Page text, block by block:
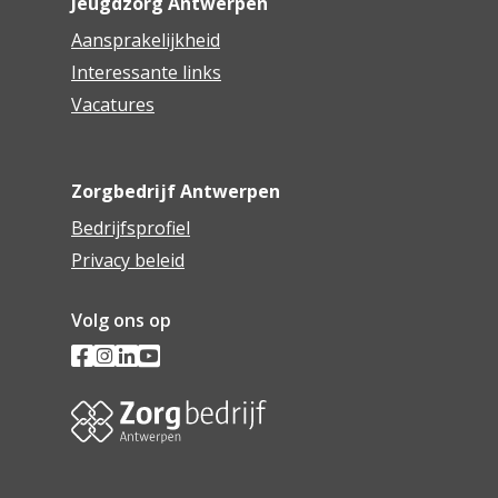
Aansprakelijkheid
Interessante links
Vacatures
Zorgbedrijf Antwerpen
Bedrijfsprofiel
Privacy beleid
Volg ons op